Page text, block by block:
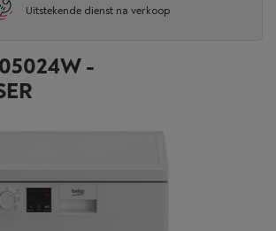
Uitstekende dienst na verkoop
-